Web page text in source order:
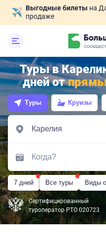
Выгодные билеты на
продаже
Туры в
дней от
Туры Круизы
7 дней Все туры Виды
Сертифицированный
туроператор РТО 020723